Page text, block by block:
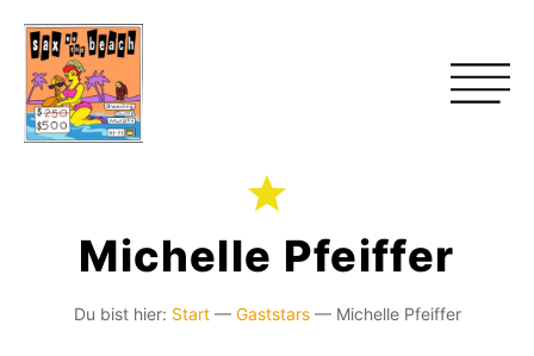
Michelle Pfeiffer
Du bist hier: Start— Gaststars— Michelle Pfeiffer